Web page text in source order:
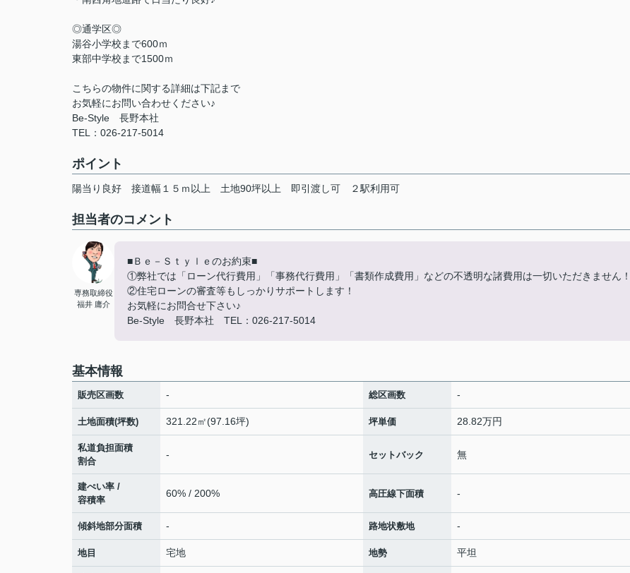
◎通学区◎
湯谷小学校まで600ｍ
東部中学校まで1500ｍ
こちらの物件に関する詳細は下記まで
お気軽にお問い合わせください♪
Be-Style 長野本社
TEL：026-217-5014
ポイント
陽当り良好 接道幅１５ｍ以上 土地90坪以上 即引渡し可 ２駅利用可
担当者のコメント
専務取締役
福井 庸介
■Ｂｅ－Ｓｔｙｌｅのお約束■
①弊社では「ローン代行費用」「事務代行費用」「書類作成費用」などの不透明な諸費用は一切いただきません！
②住宅ローンの審査等もしっかりサポートします！
お気軽にお問合せ下さい♪
Be-Style 長野本社 TEL：026-217-5014
基本情報
販売区画数 - 総区画数 -
土地面積(坪数) 321.22㎡(97.16坪) 坪単価 28.82万円
私道負担面積
割合
- セットバック 無
建ぺい率 /
容積率
60% / 200% 高圧線下面積 -
傾斜地部分面積 - 路地状敷地 -
地目 宅地 地勢 平坦